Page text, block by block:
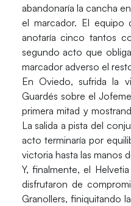
abandonaría la cancha
el marcador. El equipo
anotaría cinco tantos
segundo acto que
marcador adverso el
En Oviedo, sufrida la
Guardés sobre el
primera mitad y
La salida a pista del
acto terminaría por
victoria hasta las manos
Y, finalmente, el
disfrutaron de
Granollers, finiquitando